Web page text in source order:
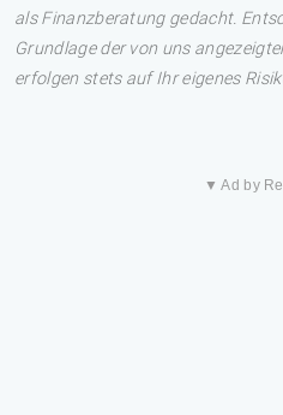
als Finanzberatung gedacht.
Grundlage der von uns
erfolgen stets auf Ihr eigenes
▼ Ad by